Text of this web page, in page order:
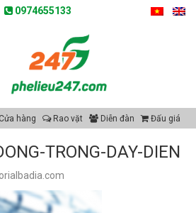
0974655133
Cửa hàng Rao vặt Diễn đàn Đấu giá
TRONG-DAY-DIEN